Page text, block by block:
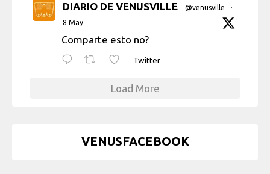
DIARIO DE VENUSVILLE @venusville
·
8 May
Comparte esto no?
Twitter
Load More
VENUSFACEBOOK